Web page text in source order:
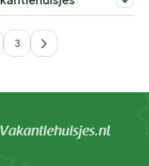
3